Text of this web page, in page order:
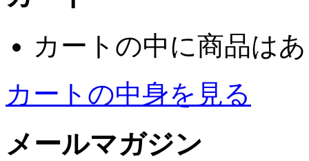
カートの中に商品は
カートの中身を見る
メールマガジン